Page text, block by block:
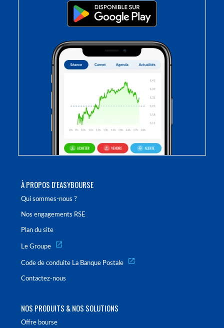
À PROPOS D'EASYBOURSE
Qui sommes-nous ?
Nos engagements RSE
Plan du site
Le Groupe
Code de conduite La Banque Postale
Contactez-nous
NOS PRODUITS & NOS SOLUTIONS
Offre bourse